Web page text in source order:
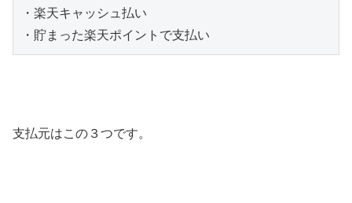
・楽天キャッシュ払い
・貯まった楽天ポイントで支払い
支払元はこの３つです。